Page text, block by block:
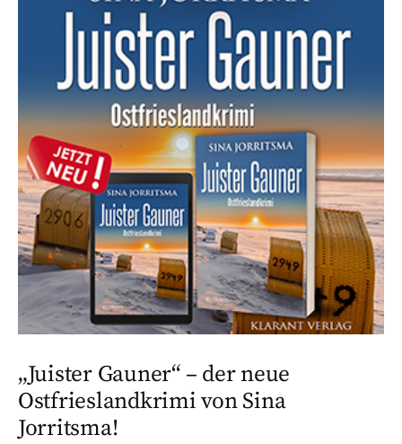
„Juister Gauner“ – der neue
Ostfrieslandkrimi von Sina
Jorritsma!